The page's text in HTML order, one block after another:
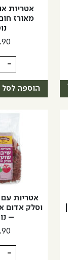
אטריות
מאורז
-
כמות
של
אודון
חום
ללא
גלוטן
|
הוספה לסל
אטריות
וסלק אדום
–
-
כמות